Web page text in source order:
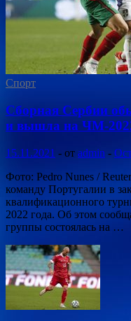
Спорт
Сборная Сербии
и вышла на ЧМ-
15.11.2021 - от admin -
Фото: Pedro Nunes /
команду Португалии в
квалификационного
2022 года. Об этом
группы состоялась на …